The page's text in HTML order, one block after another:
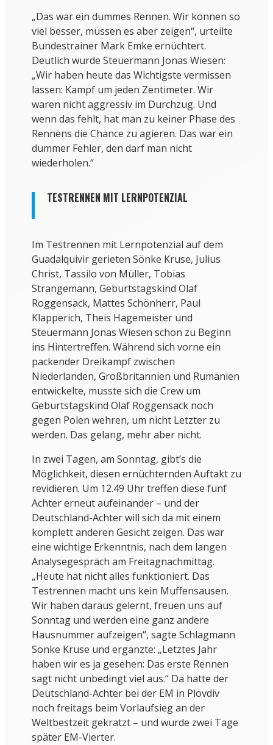
„Das war ein dummes Rennen. Wir können so
viel besser, müssen es aber zeigen“, urteilte
Bundestrainer Mark Emke ernüchtert.
Deutlich wurde Steuermann Jonas Wiesen:
„Wir haben heute das Wichtigste vermissen
lassen: Kampf um jeden Zentimeter. Wir
waren nicht aggressiv im Durchzug. Und
wenn das fehlt, hat man zu keiner Phase des
Rennens die Chance zu agieren. Das war ein
dummer Fehler, den darf man nicht
wiederholen.“
TESTRENNEN MIT LERNPOTENZIAL
Im Testrennen mit Lernpotenzial auf dem
Guadalquivir gerieten Sönke Kruse, Julius
Christ, Tassilo von Müller, Tobias
Strangemann, Geburtstagskind Olaf
Roggensack, Mattes Schönherr, Paul
Klapperich, Theis Hagemeister und
Steuermann Jonas Wiesen schon zu Beginn
ins Hintertreffen. Während sich vorne ein
packender Dreikampf zwischen
Niederlanden, Großbritannien und Rumänien
entwickelte, musste sich die Crew um
Geburtstagskind Olaf Roggensack noch
gegen Polen wehren, um nicht Letzter zu
werden. Das gelang, mehr aber nicht.
In zwei Tagen, am Sonntag, gibt’s die
Möglichkeit, diesen ernüchternden Auftakt zu
revidieren. Um 12.49 Uhr treffen diese fünf
Achter erneut aufeinander – und der
Deutschland-Achter will sich da mit einem
komplett anderen Gesicht zeigen. Das war
eine wichtige Erkenntnis, nach dem langen
Analysegespräch am Freitagnachmittag.
„Heute hat nicht alles funktioniert. Das
Testrennen macht uns kein Muffensausen.
Wir haben daraus gelernt, freuen uns auf
Sonntag und werden eine ganz andere
Hausnummer aufzeigen“, sagte Schlagmann
Sönke Kruse und ergänzte: „Letztes Jahr
haben wir es ja gesehen: Das erste Rennen
sagt nicht unbedingt viel aus.“ Da hatte der
Deutschland-Achter bei der EM in Plovdiv
noch freitags beim Vorlaufsieg an der
Weltbestzeit gekratzt – und wurde zwei Tage
später EM-Vierter.